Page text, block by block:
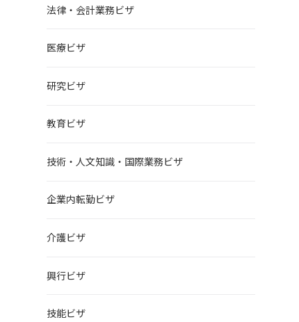
法律・会計業務ビザ
医療ビザ
研究ビザ
教育ビザ
技術・人文知識・国際業務ビザ
企業内転勤ビザ
介護ビザ
興行ビザ
技能ビザ